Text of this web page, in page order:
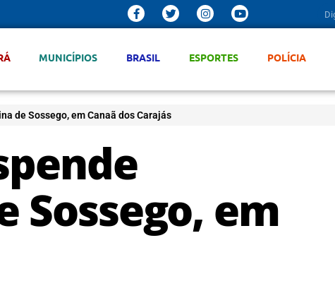
MUNICÍPIOS BRASIL ESPORTES POLÍCIA
de Sossego, em Canaã dos Carajás
Sossego, em